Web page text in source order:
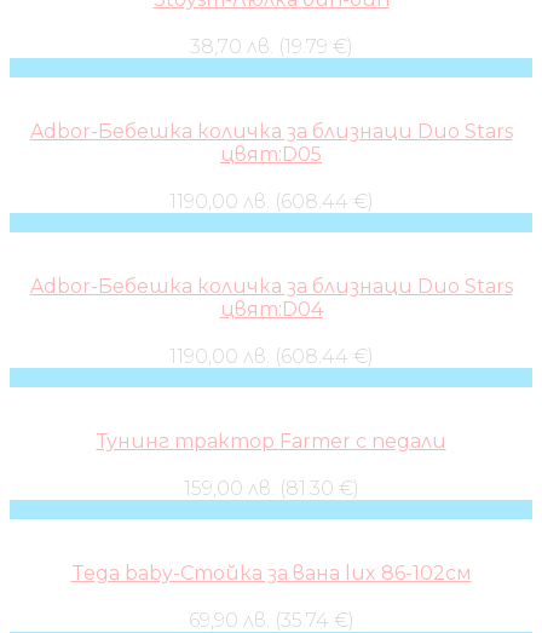
38,70 лв. (19.79 €)
Adbor-Бебешка количка за близнаци Duo Stars
цвят:D05
1190,00 лв. (608.44 €)
Adbor-Бебешка количка за близнаци Duo Stars
цвят:D04
1190,00 лв. (608.44 €)
Тунинг трактор Farmer с педали
159,00 лв. (81.30 €)
Tega baby-Стойка за вана lux 86-102см
69,90 лв. (35.74 €)